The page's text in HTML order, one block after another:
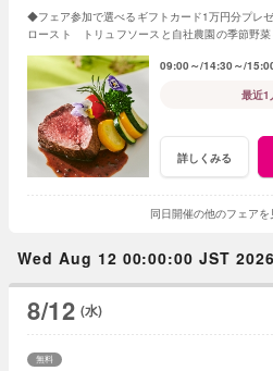
◆フェア参加で選べるギフトカード1万円分プレ
ロースト トリュフソースと自社農園の季節野
09:00～ 14:30～
最近1
詳しくみる
同日開催の他のフェアを
Wed Aug 12 00:00:00 JST 2026
8/12 (水)
無料